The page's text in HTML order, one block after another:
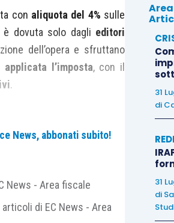
con aliquota del 4% sulle
è dovuta solo dagli editori
dell’opera e sfruttano
applicata l’imposta, con il
.
(a scelta dall’editore):
News, abbonati subito!
News - Area fiscale
di EC News - Area
31
di
31
di